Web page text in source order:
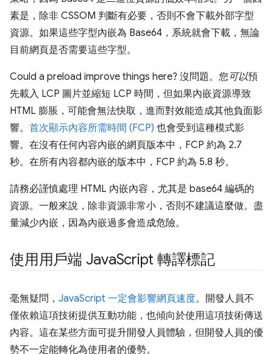
素是，除非 CSSOM 判斷有必要，否則不會下載外部字型
資源。如果這些字型內嵌為 Base64，系統就會下載，無論
目前網頁是否需要這些字型。
Could a preload improve things here? 沒問題。您 可以預
先載入 LCP 圖片並縮短 LCP 時間，但如果內嵌資源導致
HTML 膨脹，可能會無法快取，進而對效能造成其他負面影
響。 首次顯示內容所需時間 (FCP) 也會受到這種模式影
響。在沒有任何內容內嵌的網頁版本中，FCP 約為 2.7
秒。在所有內容都內嵌的版本中，FCP 約為 5.8 秒。
請務必謹慎處理 HTML 內嵌內容，尤其是 base64 編碼的
資源。一般來說，除非資源非常小，否則不建議這麼做。盡
量減少內嵌，因為內嵌過多會造成危險。
使用用戶端 JavaScript 轉譯標記
毫無疑問， JavaScript 一定會影響網頁速度。開發人員不
僅依賴這項技術提供互動功能，也傾向於使用這項技術傳送
內容。這在某些方面可提升開發人員體驗，但開發人員的優
勢不一定能轉化為使用者的優勢。